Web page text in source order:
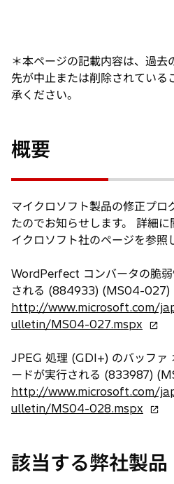
＊本ページの記載内容は、過去
先が中止または削除されている
承ください。
概要
マイクロソフト製品の修正プロ
たのでお知らせします。 詳細
イクロソフト社のページを参照
WordPerfect コンバータの脆
される (884933) (MS04-027)
http://www.microsoft.com/
ulletin/MS04-027.mspx 新
い
タ
ブ
で
JPEG 処理 (GDI+) のバッファ
ードが実行される (833987)
http://www.microsoft.com/
ulletin/MS04-028.mspx 新
タ
ブ
該当する弊社製品